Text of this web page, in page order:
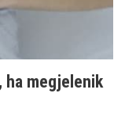
ha megjelenik